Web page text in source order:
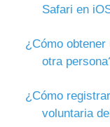
Safari en
¿Cómo
otra
¿Cómo
voluntaria